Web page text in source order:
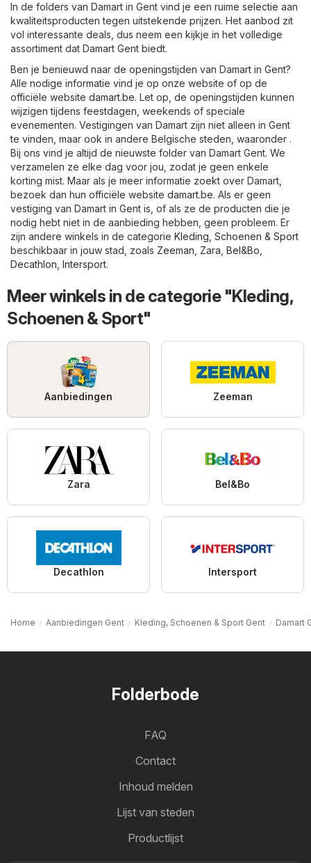
In de folders van Damart in Gent vind je een ruime selectie aan
kwaliteitsproducten tegen uitstekende prijzen. Het aanbod zit
vol interessante deals, dus neem een kijkje in het volledige
assortiment dat Damart Gent biedt.
Ben je benieuwd naar de openingstijden van Damart in Gent?
Alle nodige informatie vind je op onze website of op de
officiële website damart.be. Let op, de openingstijden kunnen
wijzigen tijdens feestdagen, weekends of speciale
evenementen. Vestigingen van Damart zijn niet alleen in Gent
te vinden, maar ook in andere Belgische steden, waaronder .
Bij ons vind je altijd de nieuwste folder van Damart Gent. We
verzamelen ze elke dag voor jou, zodat je geen enkele
korting mist. Maar als je meer informatie zoekt over Damart,
bezoek dan hun officiële website damart.be. Als er geen
vestiging van Damart in Gent is, of als ze de producten die je
nodig hebt niet in de aanbieding hebben, geen probleem. Er
zijn andere winkels in de categorie Kleding, Schoenen & Sport
beschikbaar in jouw stad, zoals Zeeman Zara Bel&Bo
Decathlon Intersport.
Meer winkels in de categorie "Kleding,
Schoenen & Sport"
Aanbiedingen Zeeman
Zara Bel&Bo
Decathlon Intersport
Home Aanbiedingen Gent Kleding, Schoenen & Sport Gent Damart
Folderbode
FAQ
Contact
Inhoud melden
Lijst van steden
Productlijst